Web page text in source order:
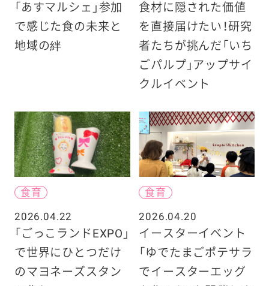
「あすマルシェ」参加
で感じた食の未来と
地域の絆
食材に隠された価値
を直接届けたい！研究
者たちが挑んだ「いち
ごパルプ」アップサイ
クルイベント
食育
2026.04.22
「ごっこランドEXPO」
で世界にひとつだけ
のマヨネーズスタン
食育
2026.04.20
イースターイベント
「ゆでたまごポテサラ
でイースターエッグ